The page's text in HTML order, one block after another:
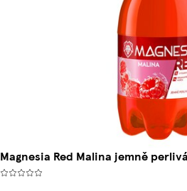
Magnesia Red Malina jemně